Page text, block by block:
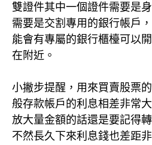
雙證件其中一個證件需要是
需要是交割專用的銀行帳戶
能會有專屬的銀行櫃檯可以
在附近。
小撇步提醒，用來買賣股票
般存款帳戶的利息相差非常
放大量金額的話還是要記得
不然長久下來利息錢也差距